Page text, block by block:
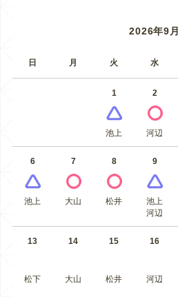
2026年9月
日 月 火 水
1
池上
2
河辺
6
池上
7
大山
8
松井
9
池上
河辺
13
松下
14
大山
15
松井
16
河辺